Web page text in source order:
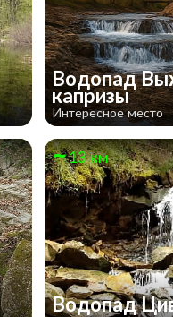
Водопад
капризы
Интересное место
13 км
Водопад